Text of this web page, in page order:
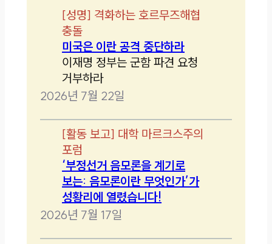
[성명] 격화하는 호르무즈해협
충돌
미국은 이란 공격 중단하라
이재명 정부는 군함 파견 요청
거부하라
2026년 7월 22일
[활동 보고] 대학 마르크스주의
포럼
‘부정선거 음모론을 계기로
보는: 음모론이란 무엇인가’가
성황리에 열렸습니다!
2026년 7월 17일